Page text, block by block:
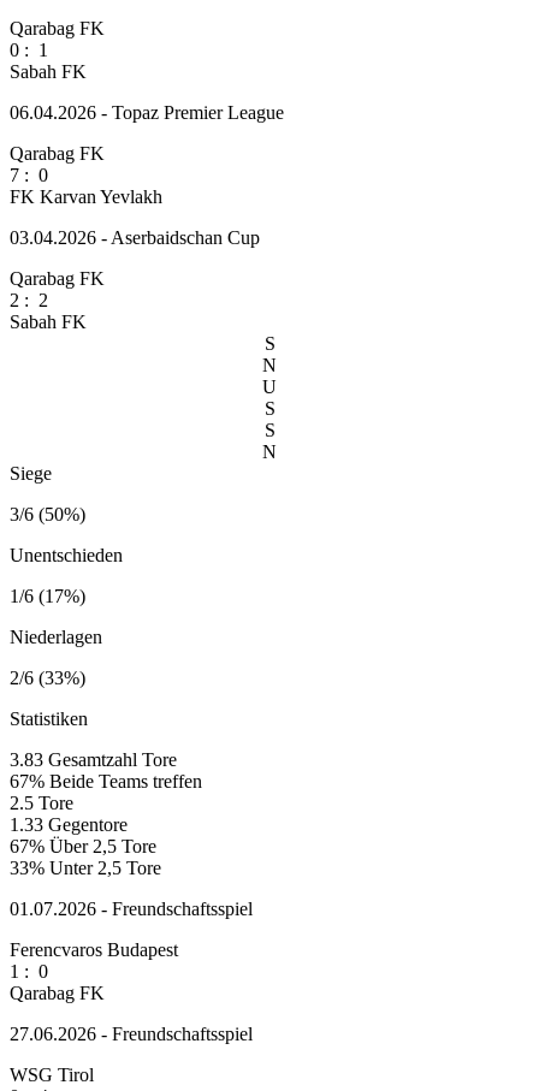
Qarabag FK
0 : 1
Sabah FK
06.04.2026 - Topaz Premier League
Qarabag FK
7 : 0
FK Karvan Yevlakh
03.04.2026 - Aserbaidschan Cup
Qarabag FK
2 : 2
Sabah FK
S
N
U
S
S
N
Siege
3/6 (50%)
Unentschieden
1/6 (17%)
Niederlagen
2/6 (33%)
Statistiken
3.83 Gesamtzahl Tore
67% Beide Teams treffen
2.5 Tore
1.33 Gegentore
67% Über 2,5 Tore
33% Unter 2,5 Tore
01.07.2026 - Freundschaftsspiel
Ferencvaros Budapest
1 : 0
Qarabag FK
27.06.2026 - Freundschaftsspiel
WSG Tirol